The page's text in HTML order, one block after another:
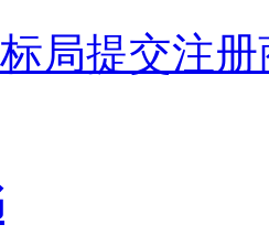
局提交注